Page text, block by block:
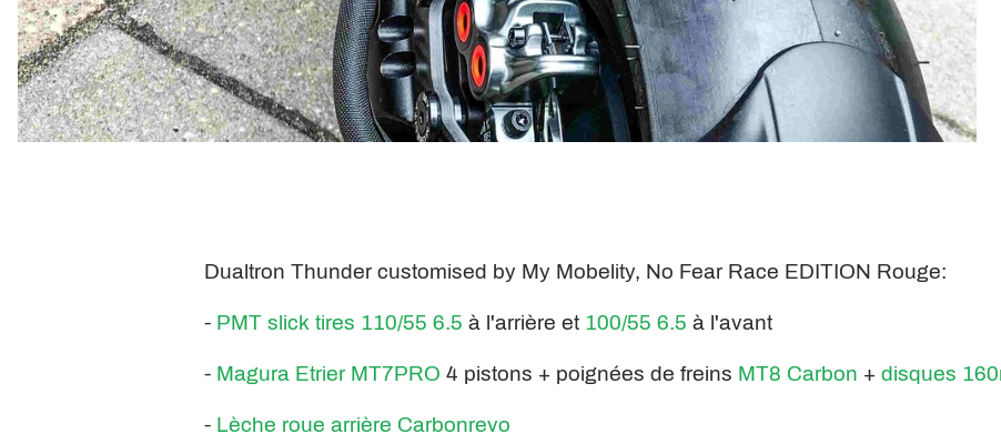
Dualtron Thunder customised by My Mobelity, No Fear Race EDITION Rouge:
- PMT slick tires 110/55 6.5 à l'arrière et 100/55 6.5 à l'avant
- Magura Etrier MT7PRO 4 pistons + poignées de freins MT8 Carbon + disques
- Lèche roue arrière Carbonrevo